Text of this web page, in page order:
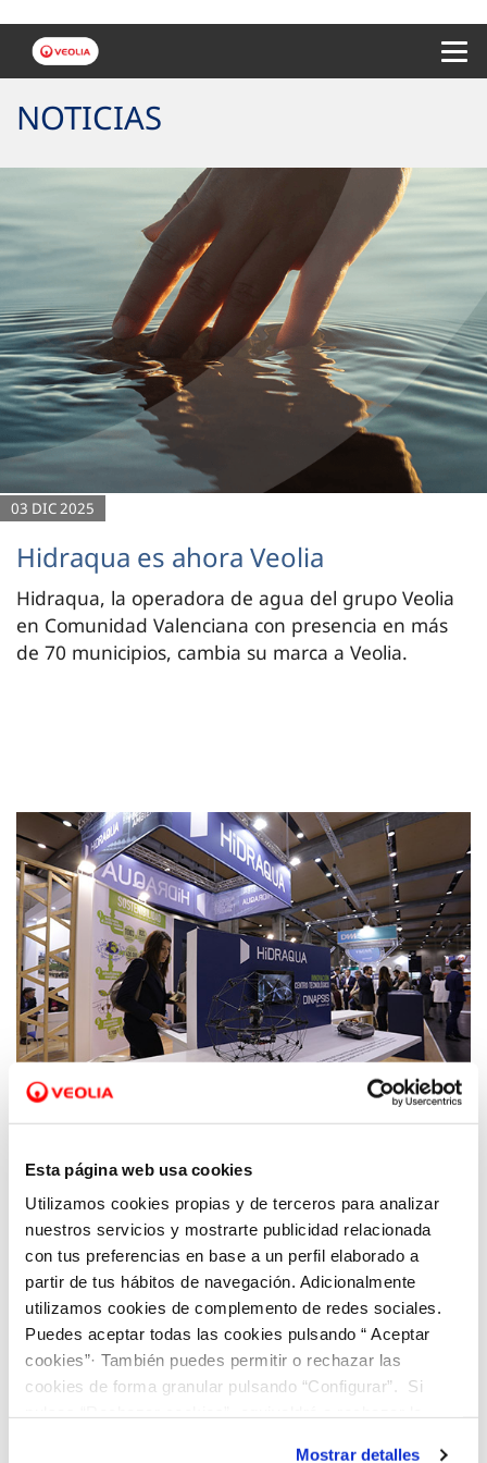
Esta página web usa cookies
Utilizamos cookies propias y de terceros para analizar
nuestros servicios y mostrarte publicidad relacionada
con tus preferencias en base a un perfil elaborado a
partir de tus hábitos de navegación. Adicionalmente
utilizamos cookies de complemento de redes sociales.
Puedes aceptar todas las cookies pulsando “ Aceptar
cookies”· También puedes permitir o rechazar las
cookies de forma granular pulsando “Configurar”. Si
Mostrar detalles
NOTICIAS
03 DIC 2025
Hidraqua es ahora Veolia
Hidraqua, la operadora de agua del grupo Veolia
en Comunidad Valenciana con presencia en más
de 70 municipios, cambia su marca a Veolia.
30 SEP 2019
con los ODS de la ONU en la feria
internacional para la gestión eficiente del
agua